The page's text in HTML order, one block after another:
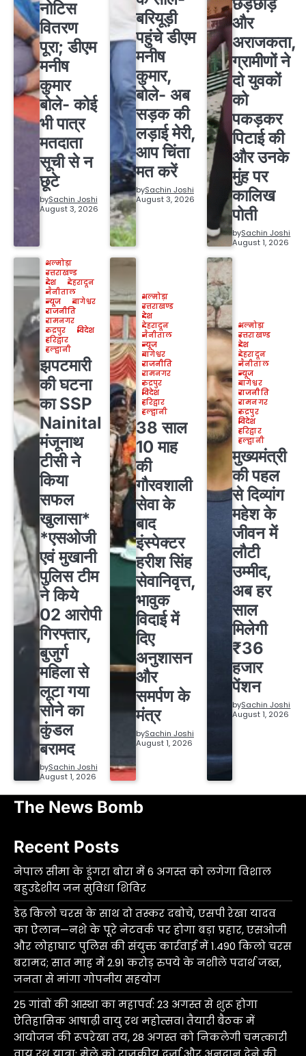
नोटिस
वितरण
पूरा; डीएम
मनीष
कुमार
बोले- कोई
भी पात्र
मतदाता
सूची से न
छूटे
bySachin Joshi
August 3, 2026
बरियूड़ी
पहुंचे डीएम
मनीष
कुमार,
बोले- अब
सड़क की
लड़ाई मेरी,
आप चिंता
मत करें
bySachin Joshi
August 3, 2026
और
अराजकता,
ग्रामीणों ने
दो युवकों
को
पकड़कर
पिटाई की
और उनके
मुंह पर
कालिख
पोती
bySachin Joshi
August 1, 2026
अल्मोड़ा
उत्तराखण्ड
देश
देहरादून
नैनीताल
न्यूज
बागेश्वर
राजनीति
रामनगर
रुद्रपुर
विदेश
हरिद्वार
हल्द्वानी
झपटमारी
की घटना
का SSP
Nainital
मंजूनाथ
टीसी ने
किया
सफल
खुलासा*
*एसओजी
एवं मुखानी
पुलिस टीम
ने किये
02 आरोपी
गिरफ्तार,
बुजुर्ग
महिला से
लूटा गया
सोने का
कुंडल
बरामद
bySachin Joshi
August 1, 2026
अल्मोड़ा
उत्तराखण्ड
देश
देहरादून
नैनीताल
न्यूज
बागेश्वर
राजनीति
रामनगर
रुद्रपुर
विदेश
हरिद्वार
हल्द्वानी
38 साल
10 माह
की
गौरवशाली
सेवा के
बाद
इंस्पेक्टर
हरीश सिंह
सेवानिवृत्त,
भावुक
विदाई में
दिए
अनुशासन
और
समर्पण के
मंत्र
bySachin Joshi
August 1, 2026
अल्मोड़ा
उत्तराखण्ड
देश
देहरादून
नैनीताल
न्यूज
बागेश्वर
राजनीति
रामनगर
रुद्रपुर
विदेश
हरिद्वार
हल्द्वानी
मुख्यमंत्री
की पहल
से दिव्यांग
महेश के
जीवन में
लौटी
उम्मीद,
अब हर
साल
मिलेगी
₹36
हजार
पेंशन
bySachin Joshi
August 1, 2026
The News Bomb
Recent Posts
नेपाल सीमा के डूंगरा बोरा में 6 अगस्त को लगेगा विशाल
बहुउद्देशीय जन सुविधा शिविर
डेढ़ किलो चरस के साथ दो तस्कर दबोचे, एसपी रेखा यादव
का ऐलान—नशे के पूरे नेटवर्क पर होगा बड़ा प्रहार, एसओजी
और लोहाघाट पुलिस की संयुक्त कार्रवाई में 1.490 किलो चरस
बरामद; सात माह में 2.91 करोड़ रुपये के नशीले पदार्थ जब्त,
जनता से मांगा गोपनीय सहयोग
25 गांवों की आस्था का महापर्व: 23 अगस्त से शुरू होगा
ऐतिहासिक आषाढ़ी वायु रथ महोत्सव। तैयारी बैठक में
आयोजन की रूपरेखा तय, 28 अगस्त को निकलेगी चमत्कारी